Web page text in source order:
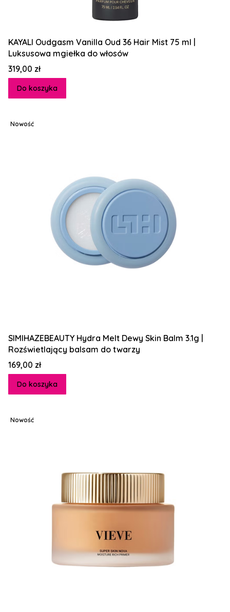
KAYALI Oudgasm Vanilla Oud 36 Hair Mist 75 ml |
Luksusowa mgiełka do włosów
Cena
319,00 zł
Do koszyka
Nowość
SIMIHAZEBEAUTY Hydra Melt Dewy Skin Balm 3.1g |
Rozświetlający balsam do twarzy
Cena
169,00 zł
Do koszyka
Nowość